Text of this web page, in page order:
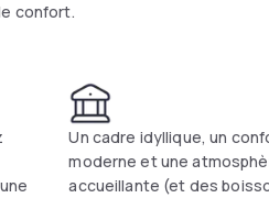
confort.
Un cadre idyllique, un
moderne et une
accueillante (et des